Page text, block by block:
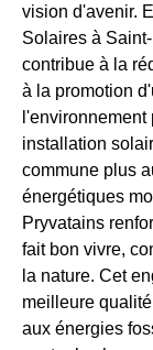
vision d'avenir.
Solaires à
contribue à la
à la promotion
installation
commune plus
énergétiques
Pryvatains
fait bon vivre,
la nature. Cet
meilleure
aux énergies